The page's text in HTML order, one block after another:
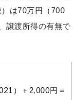
は70万円（700
譲渡所得の有無で
）＋2,000円＝